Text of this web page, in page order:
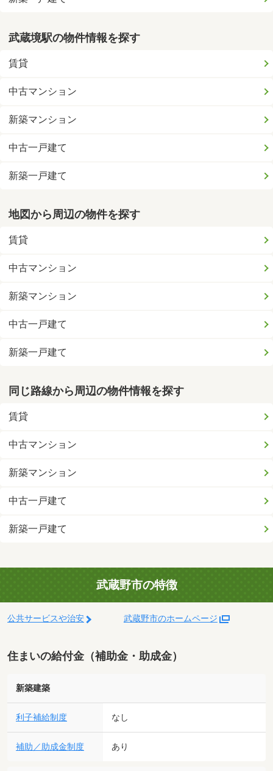
武蔵境駅の物件情報を探す
賃貸
中古マンション
新築マンション
中古一戸建て
新築一戸建て
地図から周辺の物件を探す
賃貸
中古マンション
新築マンション
中古一戸建て
新築一戸建て
同じ路線から周辺の物件情報を探す
賃貸
中古マンション
新築マンション
中古一戸建て
新築一戸建て
武蔵野市の特徴
公共サービスや治安 武蔵野市のホームページ
住まいの給付金（補助金・助成金）
新築建築
利子補給制度 なし
補助／助成金制度 あり